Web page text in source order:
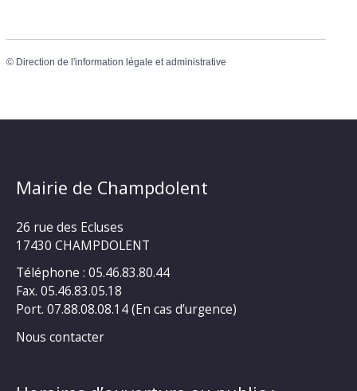
© Direction de l'information légale et administrative
Mairie de Champdolent
26 rue des Ecluses
17430 CHAMPDOLENT
Téléphone : 05.46.83.80.44
Fax. 05.46.83.05.18
Port. 07.88.08.08.14 (En cas d’urgence)
Nous contacter